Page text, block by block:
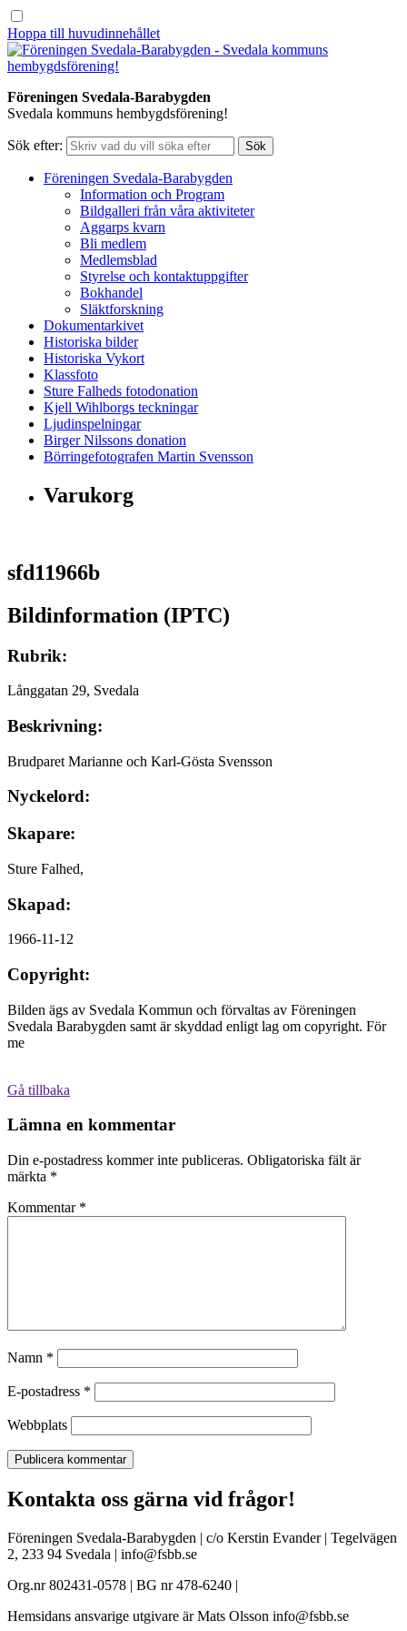
Hoppa till huvudinnehållet
Föreningen Svedala-Barabygden
Svedala kommuns hembygdsförening!
Sök efter:
Föreningen Svedala-Barabygden
Information och Program
Bildgalleri från våra aktiviteter
Aggarps kvarn
Bli medlem
Medlemsblad
Styrelse och kontaktuppgifter
Bokhandel
Släktforskning
Dokumentarkivet
Historiska bilder
Historiska Vykort
Klassfoto
Sture Falheds fotodonation
Kjell Wihlborgs teckningar
Ljudinspelningar
Birger Nilssons donation
Börringefotografen Martin Svensson
Varukorg
sfd11966b
Bildinformation (IPTC)
Rubrik:
Långgatan 29, Svedala
Beskrivning:
Brudparet Marianne och Karl-Gösta Svensson
Nyckelord:
Skapare:
Sture Falhed,
Skapad:
1966-11-12
Copyright:
Bilden ägs av Svedala Kommun och förvaltas av Föreningen
Svedala Barabygden samt är skyddad enligt lag om copyright. För
me
Gå tillbaka
Lämna en kommentar
Din e-postadress kommer inte publiceras. Obligatoriska fält är
märkta *
Kommentar *
Namn *
E-postadress *
Webbplats
Kontakta oss gärna vid frågor!
Föreningen Svedala-Barabygden | c/o Kerstin Evander | Tegelvägen
2, 233 94 Svedala | info@fsbb.se
Org.nr 802431-0578 | BG nr 478-6240 |
Hemsidans ansvarige utgivare är Mats Olsson info@fsbb.se